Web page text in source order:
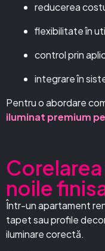
reducerea
flexibilitate în
control prin
integrare în
Pentru o abordare
iluminat premium
noile
Într-un apartament
tapet sau profile
iluminare corectă.